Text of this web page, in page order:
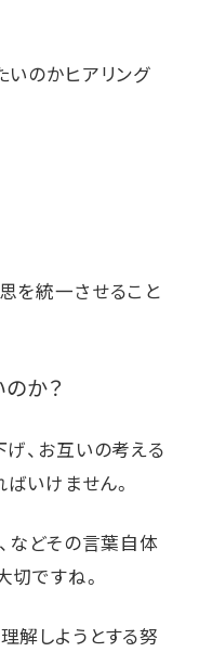
いのかヒアリング
を統一させること
か？
げ、お互いの考える
いけません。
などその言葉自体
切ですね。
解しようとする努